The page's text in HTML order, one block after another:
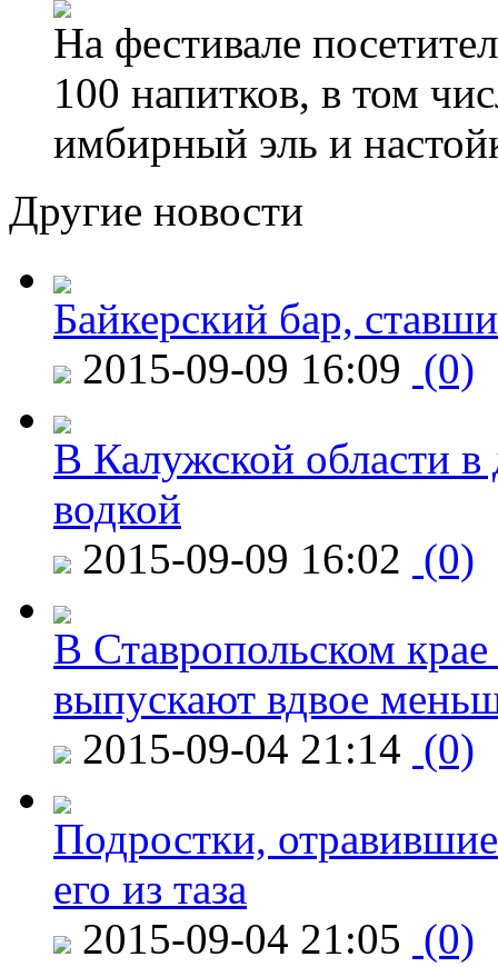
На фестивале
100 напитков, в том
имбирный эль и
Другие новости
Байкерский бар,
2015-09-09 16:09 (0)
В Калужской области в
водкой
2015-09-09 16:02 (0)
В Ставропольском
выпускают вдвое
2015-09-04 21:14 (0)
Подростки,
его из таза
2015-09-04 21:05 (0)